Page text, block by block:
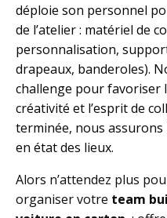
déploie son personnel
de l’atelier : matériel de
personnalisation,
drapeaux, banderoles).
challenge pour favoriser
créativité et l’esprit de
terminée, nous
en état des lieux.
Alors n’attendez plus
organiser votre team